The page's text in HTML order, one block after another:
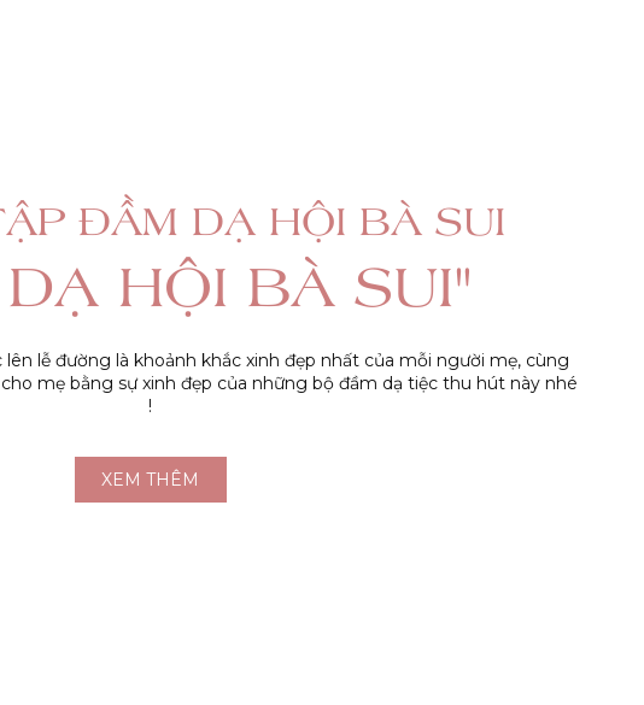
ĐẦM DẠ HỘI BÀ SUI
HỘI BÀ SUI"
lễ đường là khoảnh khắc xinh đẹp nhất của mỗi người mẹ, cùng
mẹ bằng sự xinh đẹp của những bộ đầm dạ tiệc thu hút này nhé
!
XEM THÊM